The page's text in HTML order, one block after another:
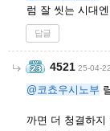
럼 잘 씻는 시대
답글
4521 25-04-
@코쵸우시노부
까면 더 청결하지